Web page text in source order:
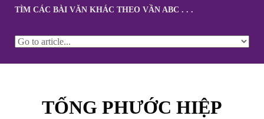
TÌM CÁC BÀI VĂN KHÁC THEO VẦN ABC . . .
TỐNG PHƯỚC HIỆP